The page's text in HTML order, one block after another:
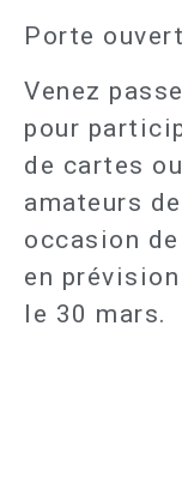
Porte
Venez
pour
de cartes
amateurs
occasion
en
le 30 mars.